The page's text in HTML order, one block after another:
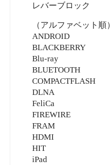
レバーブロック
（アルファベット順）
ANDROID
BLACKBERRY
Blu-ray
BLUETOOTH
COMPACTFLASH
DLNA
FeliCa
FIREWIRE
FRAM
HDMI
HIT
iPad